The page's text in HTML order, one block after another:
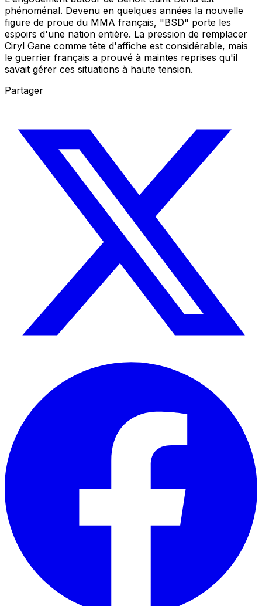
phénoménal. Devenu en quelques années la nouvelle
figure de proue du MMA français, "BSD" porte les
espoirs d'une nation entière. La pression de remplacer
Ciryl Gane comme tête d'affiche est considérable, mais
le guerrier français a prouvé à maintes reprises qu'il
savait gérer ces situations à haute tension.
Partager